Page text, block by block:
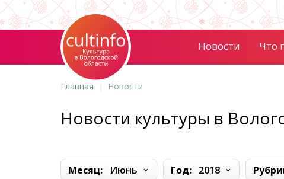
Новости Что
Главная Новости
Новости культуры в
Месяц: Июнь Год: 2018